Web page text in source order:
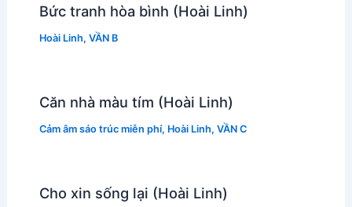
Bức tranh hòa bình (Hoài Linh)
Hoài Linh, VẦN B
Căn nhà màu tím (Hoài Linh)
Cảm âm sáo trúc miễn phí, Hoài Linh, VẦN C
Cho xin sống lại (Hoài Linh)